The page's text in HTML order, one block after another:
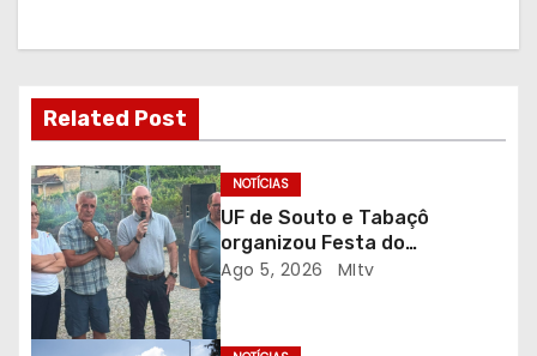
ç
ã
o
d
e
a
r
Related Post
NOTÍCIAS
UF de Souto e Tabaçô
organizou Festa do
Emigrante
Ago 5, 2026 MItv